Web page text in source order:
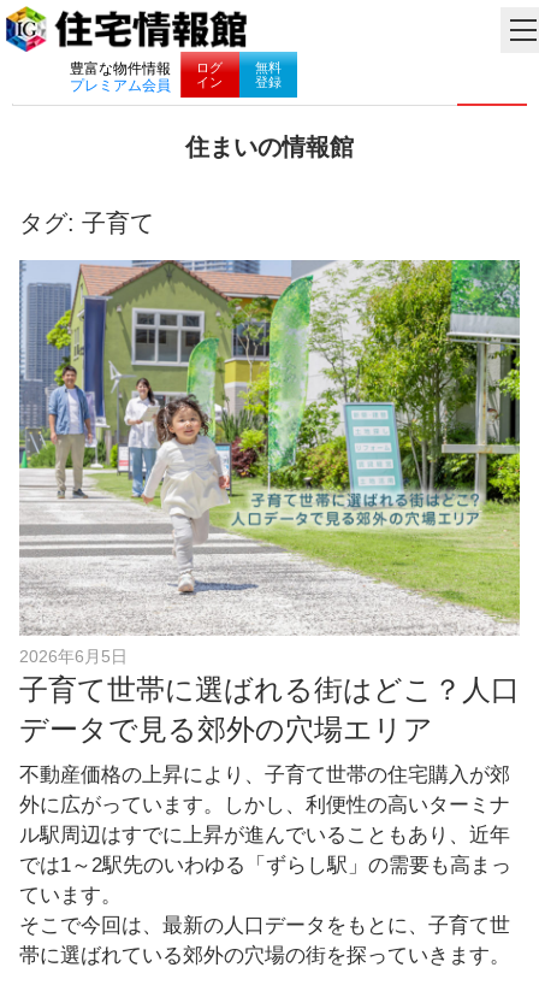
豊富な物件情報
プレミアム会員
ログ
イン
無料
登録
ナビゲーション
住まいの情報館
い
と
暮
ら
し
に
役
立
つ
情
報
を
お
届
け
し
ま
す
！
タグ: 子育て
2026年6月5日
子育て世帯に選ばれる街はどこ？人口
データで見る郊外の穴場エリア
不動産価格の上昇により、子育て世帯の住宅購入が郊
外に広がっています。しかし、利便性の高いターミナ
ル駅周辺はすでに上昇が進んでいることもあり、近年
では1～2駅先のいわゆる「ずらし駅」の需要も高まっ
ています。
そこで今回は、最新の人口データをもとに、子育て世
帯に選ばれている郊外の穴場の街を探っていきます。